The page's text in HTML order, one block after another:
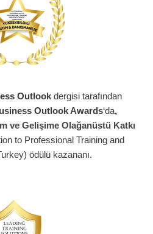
Outlook dergisi tarafından
Outlook Awards‘da,
ve Gelişime Olağanüstü Katkı
to Professional Training and
ödülü kazananı.